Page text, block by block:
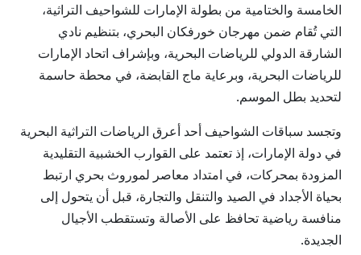
الخامسة والختامية من بطولة الإمارات للشواحيف التراثية،
التي تُقام ضمن مهرجان خورفكان البحري، بتنظيم نادي
الشارقة الدولي للرياضات البحرية، وبإشراف اتحاد الإمارات
للرياضات البحرية، وبرعاية ماج القابضة، في محطة حاسمة
لتحديد بطل الموسم.
وتجسد سباقات الشواحيف أحد أعرق الرياضات التراثية البحرية
في دولة الإمارات، إذ تعتمد على القوارب الخشبية التقليدية
المزودة بمحركات، في امتداد معاصر لموروث بحري ارتبط
بحياة الأجداد في الصيد والتنقل والتجارة، قبل أن يتحول إلى
منافسة رياضية تحافظ على الأصالة وتستقطب الأجيال
الجديدة.